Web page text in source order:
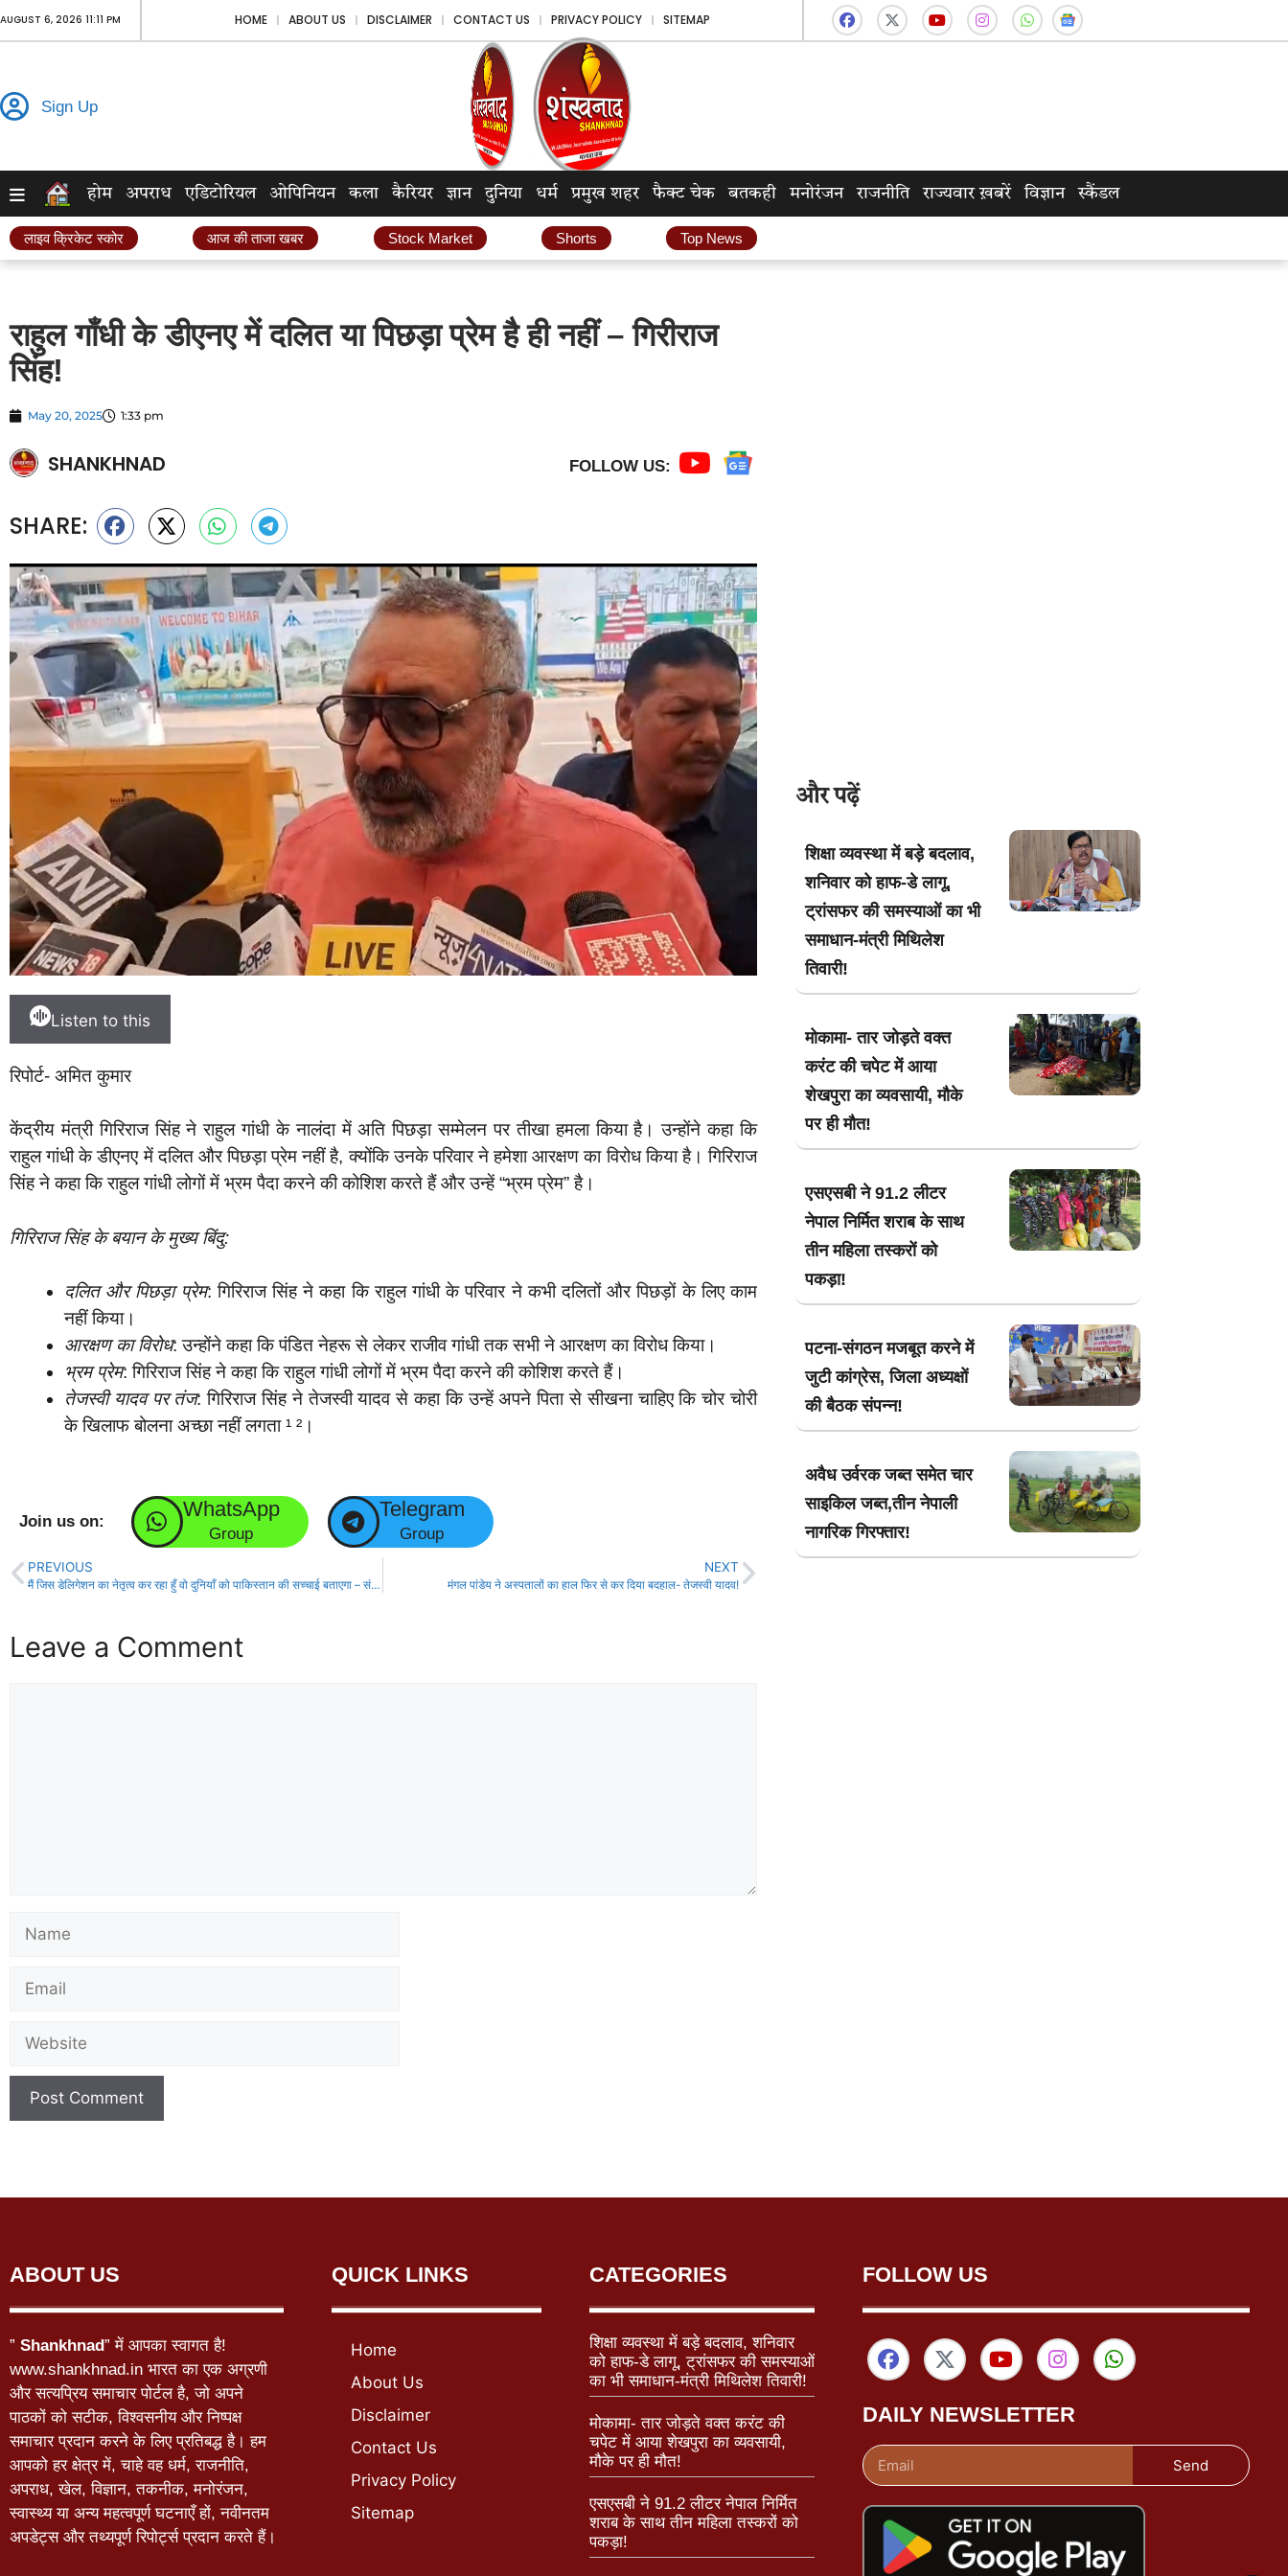
AUGUST 6, 2026 11:11 PM HOME ABOUT US DISCLAIMER CONTACT US PRIVACY POLICY SITEMAP
Sign Up
होम अपराध एडिटोरियल ओपिनियन कला कैरियर ज्ञान दुनिया धर्म प्रमुख शहर फैक्ट चेक बतकही मनोरंजन राजनीति राज्यवार ख़बरें विज्ञान स्कैंडल
लाइव क्रिकेट स्कोर आज की ताजा खबर Stock Market Shorts Top News
राहुल गाँधी के डीएनए में दलित या पिछड़ा प्रेम है ही नहीं – गिरीराज
सिंह!
May 20, 2025 1:33 pm
SHANKHNAD FOLLOW US:
SHARE:
Listen to this
रिपोर्ट- अमित कुमार
केंद्रीय मंत्री गिरिराज सिंह ने राहुल गांधी के नालंदा में अति पिछड़ा सम्मेलन पर तीखा हमला किया है। उन्होंने कहा कि
राहुल गांधी के डीएनए में दलित और पिछड़ा प्रेम नहीं है, क्योंकि उनके परिवार ने हमेशा आरक्षण का विरोध किया है। गिरिराज
सिंह ने कहा कि राहुल गांधी लोगों में भ्रम पैदा करने की कोशिश करते हैं और उन्हें “भ्रम प्रेम” है।
गिरिराज सिंह के बयान के मुख्य बिंदु:
दलित और पिछड़ा प्रेम: गिरिराज सिंह ने कहा कि राहुल गांधी के परिवार ने कभी दलितों और पिछड़ों के लिए काम
नहीं किया।
आरक्षण का विरोध: उन्होंने कहा कि पंडित नेहरू से लेकर राजीव गांधी तक सभी ने आरक्षण का विरोध किया।
भ्रम प्रेम: गिरिराज सिंह ने कहा कि राहुल गांधी लोगों में भ्रम पैदा करने की कोशिश करते हैं।
तेजस्वी यादव पर तंज: गिरिराज सिंह ने तेजस्वी यादव से कहा कि उन्हें अपने पिता से सीखना चाहिए कि चोर चोरी
के खिलाफ बोलना अच्छा नहीं लगता ¹ ²।
Join us on:
WhatsApp
Group
Telegram
Group
PREVIOUS
मैं जिस डेलिगेशन का नेतृत्व कर रहा हुँ वो दुनियाँ को पाकिस्तान की सच्चाई बताएगा – संजय झा!
NEXT
मंगल पांडेय ने अस्पतालों का हाल फिर से कर दिया बदहाल- तेजस्वी यादव!
Leave a Comment
और पढ़ें
शिक्षा व्यवस्था में बड़े बदलाव,
शनिवार को हाफ-डे लागू,
ट्रांसफर की समस्याओं का भी
समाधान-मंत्री मिथिलेश
तिवारी!
मोकामा- तार जोड़ते वक्त
करंट की चपेट में आया
शेखपुरा का व्यवसायी, मौके
पर ही मौत!
एसएसबी ने 91.2 लीटर
नेपाल निर्मित शराब के साथ
तीन महिला तस्करों को
पकड़ा!
पटना-संगठन मजबूत करने में
जुटी कांग्रेस, जिला अध्यक्षों
की बैठक संपन्न!
अवैध उर्वरक जब्त समेत चार
साइकिल जब्त,तीन नेपाली
नागरिक गिरफ्तार!
ABOUT US
” Shankhnad” में आपका स्वागत है!
www.shankhnad.in भारत का एक अग्रणी
और सत्यप्रिय समाचार पोर्टल है, जो अपने
पाठकों को सटीक, विश्वसनीय और निष्पक्ष
समाचार प्रदान करने के लिए प्रतिबद्ध है। हम
आपको हर क्षेत्र में, चाहे वह धर्म, राजनीति,
अपराध, खेल, विज्ञान, तकनीक, मनोरंजन,
स्वास्थ्य या अन्य महत्वपूर्ण घटनाएँ हों, नवीनतम
अपडेट्स और तथ्यपूर्ण रिपोर्ट्स प्रदान करते हैं।
QUICK LINKS
Home
About Us
Disclaimer
Contact Us
Privacy Policy
Sitemap
CATEGORIES
शिक्षा व्यवस्था में बड़े बदलाव, शनिवार
को हाफ-डे लागू, ट्रांसफर की समस्याओं
का भी समाधान-मंत्री मिथिलेश तिवारी!
मोकामा- तार जोड़ते वक्त करंट की
चपेट में आया शेखपुरा का व्यवसायी,
मौके पर ही मौत!
एसएसबी ने 91.2 लीटर नेपाल निर्मित
शराब के साथ तीन महिला तस्करों को
पकड़ा!
FOLLOW US
DAILY NEWSLETTER
Send